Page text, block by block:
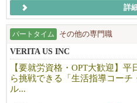
実際に創業30周年記念では、ス
た。
トップダウンではなく、みんな
そんな職場づくりを目指していま
詳細
パートタイム その他の専門職
VERITA US INC
【要就労資格・OPT大歓迎】
ら挑戦できる「生活指導コーチ
ル...